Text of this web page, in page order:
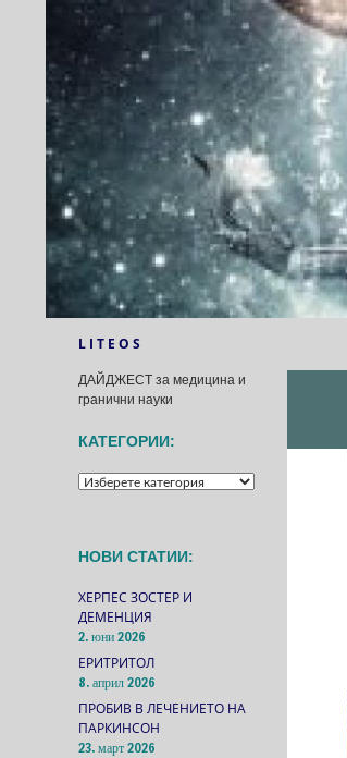
L I T E O S
ДАЙДЖЕСТ за медицина и
гранични науки
КАТЕГОРИИ:
КАТЕГОРИИ:
НОВИ СТАТИИ:
ХЕРПЕС ЗОСТЕР И
ДЕМЕНЦИЯ
2. юни 2026
ЕРИТРИТОЛ
8. април 2026
ПРОБИВ В ЛЕЧЕНИЕТО НА
ПАРКИНСОН
23. март 2026